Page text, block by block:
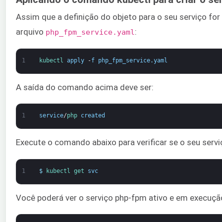
Assim que a definição do objeto para o seu serviço
arquivo php_fpm_service.yaml :
1 kubectl apply -f php_fpm_service.yaml
A saída do comando acima deve ser:
1 service/php created
Execute o comando abaixo para verificar se o seu
1 $ kubectl get svc
Você poderá ver o serviço php-fpm ativo e em